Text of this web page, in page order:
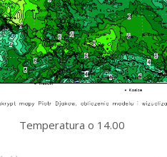
Temperatura o 14.00